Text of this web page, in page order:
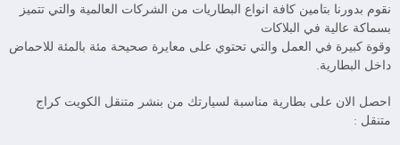
نقوم بدورنا بتامين كافة انواع البطاريات من الشركات العالمية والتي تتميز
بسماكة عالية في البلاكات
وقوة كبيرة في العمل والتي تحتوي على معايرة صحيحة مئة بالمئة للاحماض
داخل البطارية.
احصل الان على بطارية مناسبة لسيارتك من بنشر متنقل الكويت كراج
متنقل :